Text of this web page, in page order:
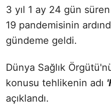
3 yıl 1 ay 24 gün
19 pandemisinin
gündeme geldi.
Dünya Sağlık
konusu tehlikenin adı
açıklandı.